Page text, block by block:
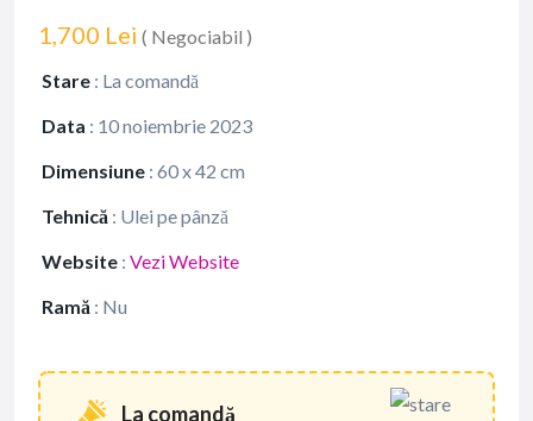
1,700 Lei ( Negociabil )
Stare : La comandă
Data : 10 noiembrie 2023
Dimensiune : 60 x 42 cm
Tehnică : Ulei pe pânză
Website : Vezi Website
Ramă : Nu
La comandă